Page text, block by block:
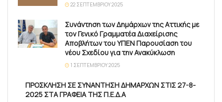
22 ΣΕΠΤΕΜΒΡΊΟΥ 2025
Συνάντηση των Δημάρχων της Αττικής με
τον Γενικό Γραμματέα Διαχείρισης
Αποβλήτων του ΥΠΕΝ Παρουσίαση του
νέου Σχεδίου για την Ανακύκλωση
1 ΣΕΠΤΕΜΒΡΊΟΥ 2025
ΠΡΟΣΚΛΗΣΗ ΣΕ ΣΥΝΑΝΤΗΣΗ ΔΗΜΑΡΧΩΝ ΣΤΙΣ 27-8-
2025 ΣΤΑ ΓΡΑΦΕΙΑ ΤΗΣ Π.Ε.Δ.Α